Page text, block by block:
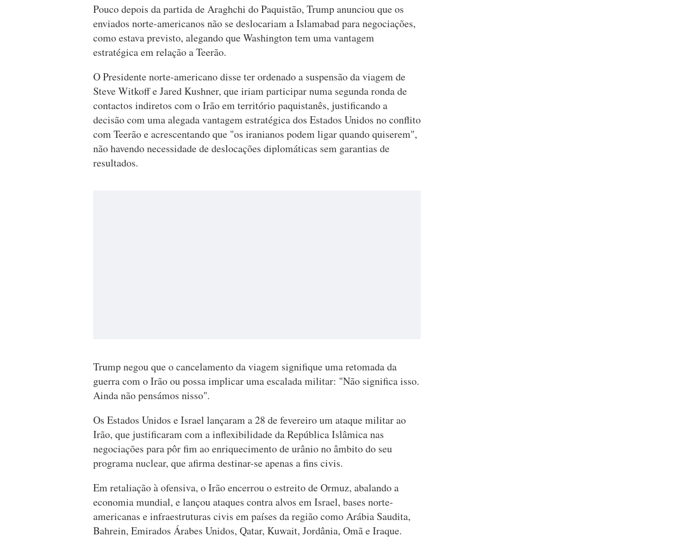
Pouco depois da partida de Araghchi do Paquistão, Trump anunciou que os
enviados norte-americanos não se deslocariam a Islamabad para negociações,
como estava previsto, alegando que Washington tem uma vantagem
estratégica em relação a Teerão.
O Presidente norte-americano disse ter ordenado a suspensão da viagem de
Steve Witkoff e Jared Kushner, que iriam participar numa segunda ronda de
contactos indiretos com o Irão em território paquistanês, justificando a
decisão com uma alegada vantagem estratégica dos Estados Unidos no conflito
com Teerão e acrescentando que "os iranianos podem ligar quando quiserem",
não havendo necessidade de deslocações diplomáticas sem garantias de
resultados.
Trump negou que o cancelamento da viagem signifique uma retomada da
guerra com o Irão ou possa implicar uma escalada militar: "Não significa isso.
Ainda não pensámos nisso".
Os Estados Unidos e Israel lançaram a 28 de fevereiro um ataque militar ao
Irão, que justificaram com a inflexibilidade da República Islâmica nas
negociações para pôr fim ao enriquecimento de urânio no âmbito do seu
programa nuclear, que afirma destinar-se apenas a fins civis.
Em retaliação à ofensiva, o Irão encerrou o estreito de Ormuz, abalando a
economia mundial, e lançou ataques contra alvos em Israel, bases norte-
americanas e infraestruturas civis em países da região como Arábia Saudita,
Bahrein, Emirados Árabes Unidos, Qatar, Kuwait, Jordânia, Omã e Iraque.